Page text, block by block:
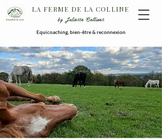
LA FERME DE LA COLLINE
by Juliette Collinet
Equicoaching, bien-être & reconnexion